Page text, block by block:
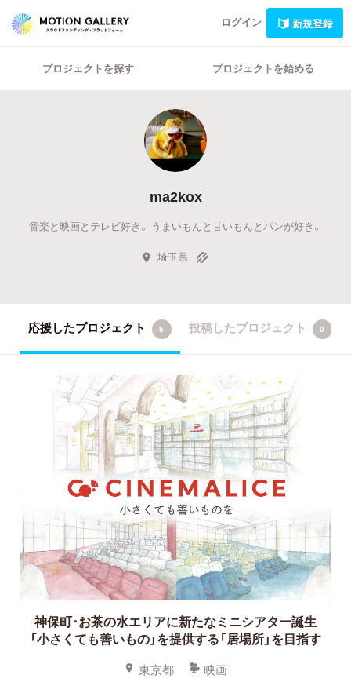
ログイン 新規登録
プロジェクトを探す プロジェクトを始める
ma2kox
音楽と映画とテレビ好き。 うまいもんと甘いもんとパンが好き。
埼玉県
応援したプロジェクト 5 投稿したプロジェクト 0
神保町･お茶の水エリアに新たなミニシアター誕生
「小さくても善いもの」を提供する「居場所」を目指す
東京都 映画